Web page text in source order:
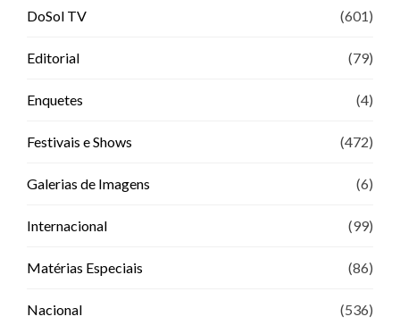
DoSol TV (601)
Editorial (79)
Enquetes (4)
Festivais e Shows (472)
Galerias de Imagens (6)
Internacional (99)
Matérias Especiais (86)
Nacional (536)